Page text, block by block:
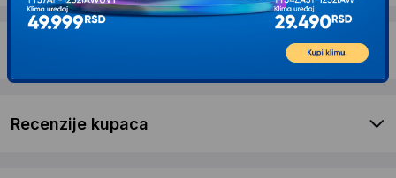
Recenzije kupaca